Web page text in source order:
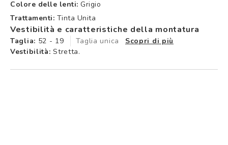
Colore delle lenti: Grigio
Trattamenti: Tinta Unita
Vestibilità e caratteristiche della montatura
Taglia: 52 - 19 Taglia unica
Scopri di più
Vestibilità: Stretta.